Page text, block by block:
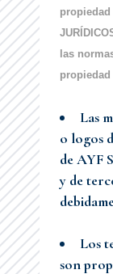
propiedad
las
Las
o logos
de AYF
y de
Los
son